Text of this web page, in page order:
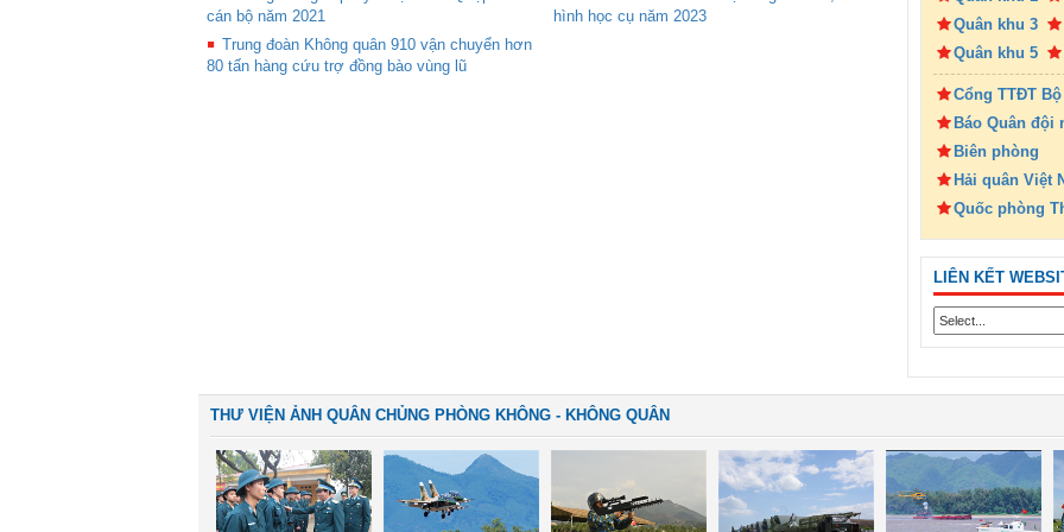
cán bộ năm 2021
hình học cụ năm 2023
Trung đoàn Không quân 910 vận chuyển hơn
80 tấn hàng cứu trợ đồng bào vùng lũ
Quân khu 3
Quân khu 5
Cổng TTĐT
Báo Quân đội
Biên phòng
Hải quân Việt
Quốc phòng
LIÊN KẾT
THƯ VIỆN ẢNH QUÂN CHỦNG PHÒNG KHÔNG - KHÔNG QUÂN